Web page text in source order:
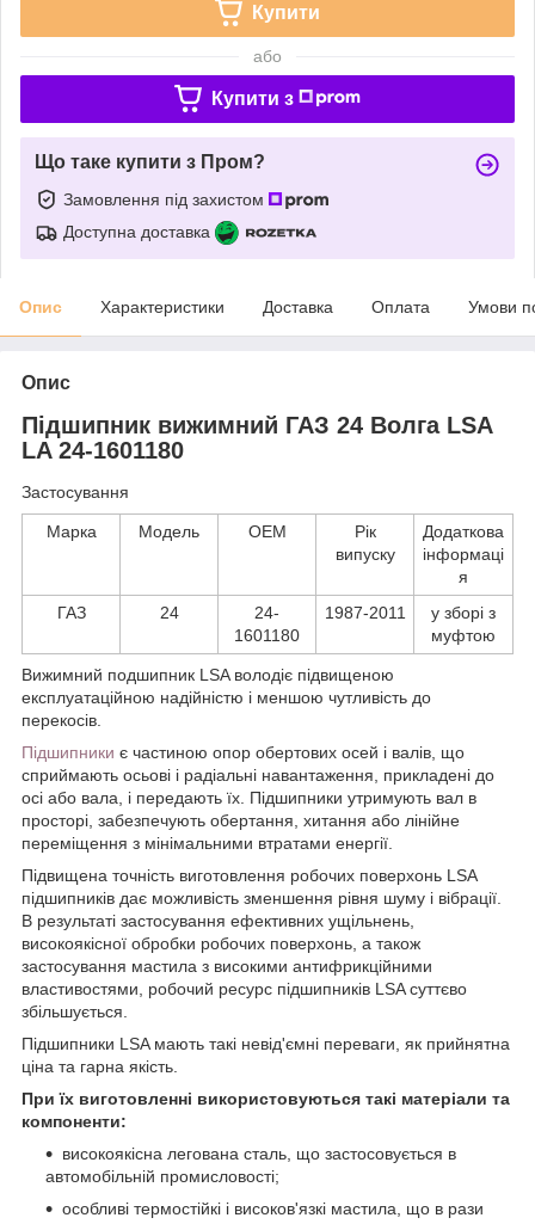
Купити
або
Купити з
Що таке купити з Пром?
Замовлення під захистом
Доступна доставка
Опис Характеристики Доставка Оплата Умови
Опис
Підшипник вижимний ГАЗ 24 Волга LSA
LA 24-1601180
Застосування
Марка Модель ОЕМ
Рік
випуску
Додаткова
інформаці
я
ГАЗ
24
24-
1601180
1987-2011
у зборі з
муфтою
Вижимний подшипник LSA володіє підвищеною
експлуатаційною надійністю і меншою чутливість до
перекосів.
Підшипники є частиною опор обертових осей і валів, що
сприймають осьові і радіальні навантаження, прикладені до
осі або вала, і передають їх. Підшипники утримують вал в
просторі, забезпечують обертання, хитання або лінійне
переміщення з мінімальними втратами енергії.
Підвищена точність виготовлення робочих поверхонь LSA
підшипників дає можливість зменшення рівня шуму і вібрації.
В результаті застосування ефективних ущільнень,
високоякісної обробки робочих поверхонь, а також
застосування мастила з високими антифрикційними
властивостями, робочий ресурс підшипників LSA суттєво
збільшується.
Підшипники LSA мають такі невід'ємні переваги, як прийнятна
ціна та гарна якість.
При їх виготовленні використовуються такі матеріали та
компоненти:
високоякісна легована сталь, що застосовується в
автомобільній промисловості;
особливі термостійкі і високов'язкі мастила, що в рази